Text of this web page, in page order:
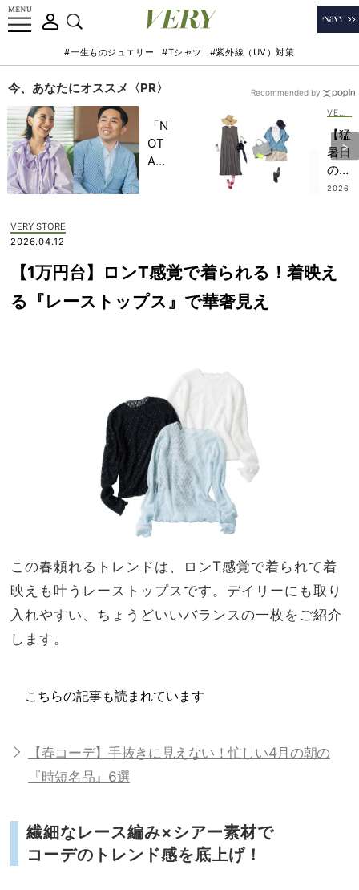
#一生ものジュエリー #Tシャツ #紫外線（UV）対策
今、あなたにオススメ〈PR〉
「N
OT
A
記憶
に一
生残
を
【猛
暑日
の公
園】
い
2026
Recommended by
VERY STORE
2026.04.12
【1万円台】ロンT感覚で着られる！着映え
る『レーストップス』で華奢見え
この春頼れるトレンドは、ロンT感覚で着られて着
映えも叶うレーストップスです。デイリーにも取り
入れやすい、ちょうどいいバランスの一枚をご紹介
します。
こちらの記事も読まれています
【春コーデ】手抜きに見えない！忙しい4月の朝の
『時短名品』6選
繊細なレース編み×シアー素材で
コーデのトレンド感を底上げ！